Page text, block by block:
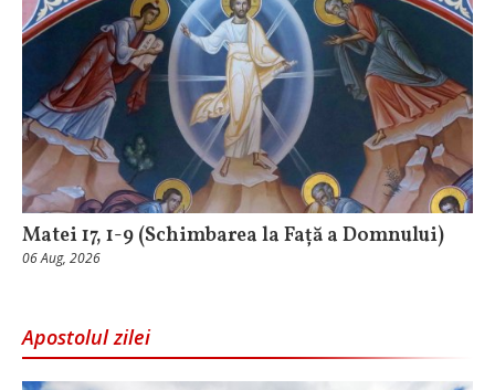
Matei 17, 1-9 (Schimbarea la Față a Domnului)
06 Aug, 2026
Apostolul zilei